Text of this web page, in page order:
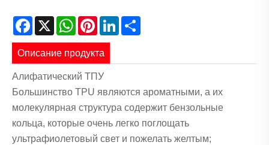
Facebook
X WhatsApp
PinterestLinkedIn
Описание продукта
Алифатический ТПУ
Большинство TPU являются ароматными, а их
молекулярная структура содержит бензольные
кольца, которые очень легко поглощать
ультрафиолетовый свет и пожелать желтым;